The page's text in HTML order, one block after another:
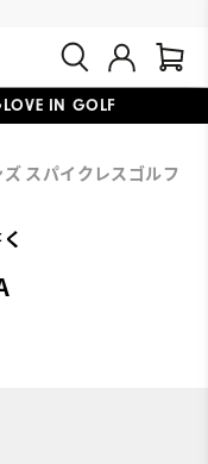
IN GOLF
スパイクレスゴルフ